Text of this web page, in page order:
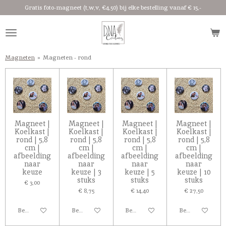
de
Gratis foto-magneet (t,w,v, €4,50) bij elke bestelling vanaf € 15,-
Magneten » Magneten - rond
Magneet |
Koelkast |
rond | 5,8
cm |
afbeelding
naar
keuze
€ 3,00
Bekijk details
Magneet |
Koelkast |
rond | 5,8
cm |
afbeelding
naar
keuze | 3
stuks
€ 8,75
Bekijk details
Magneet |
Koelkast |
rond | 5,8
cm |
afbeelding
naar
keuze | 5
stuks
€ 14,40
Bekijk details
Magneet |
Koelkast |
rond | 5,8
cm |
afbeelding
naar
keuze | 10
stuks
€ 27,50
Bekijk details